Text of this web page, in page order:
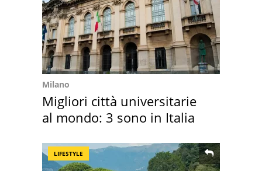
Milano
Migliori città universitarie
al mondo: 3 sono in Italia
LIFESTYLE